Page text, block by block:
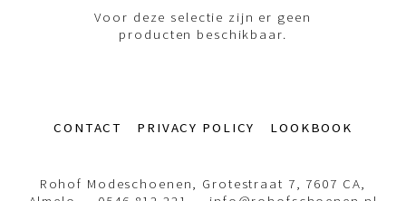
Voor deze selectie zijn er geen
producten beschikbaar.
Footer-CONTACT PRIVACY POLICY LOOKBOOK
Rohof Modeschoenen, Grotestraat 7, 7607 CA,